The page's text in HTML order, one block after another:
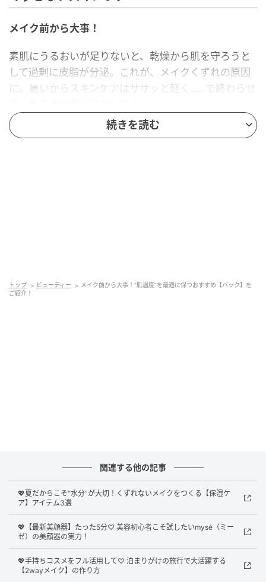
メイク前から大事！
素肌にうるおいが足りないと、乾燥から肌を守ろうと
して過剰に皮脂が分泌。これが、メイクくずれの原因
に。暑いからスキンケアはササッと軽く……で終わらせ
Point パックを使って肌温度を下げるのも大事
続きを読む
トップ ビューティー
メイク前から大事！“肌温度”を最適に保つおすすめ【パック】を
ご紹介！
関連する他の記事
💖夏だからこそ“水分”が大切！くずれないメイクをつくる【保湿ケ
ア】アイテム3選
💖【最新美顔器】たった5分♡ 美容初心者こそ試したいmysé（ミー
ゼ）の美顔器の実力！
💖手持ちコスメをフル活用して♡ 泊まりがけの旅行で大活躍する
【2wayメイク】の作り方